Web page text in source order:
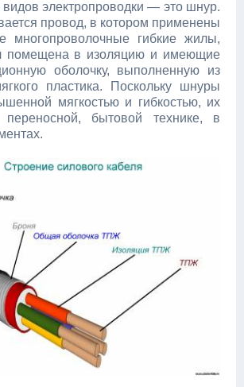
электропроводки — это шнур.
провод, в котором применены
многопроволочные гибкие жилы,
помещена в изоляцию и имеющие
оболочку, выполненную из
пластика. Поскольку шнуры
мягкостью и гибкостью, их
бытовой технике, в